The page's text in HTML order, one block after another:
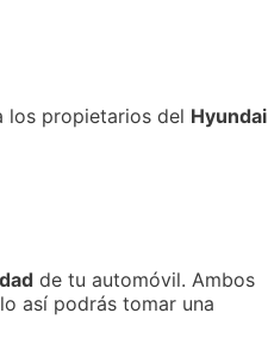
los propietarios del Hyundai
de tu automóvil. Ambos
así podrás tomar una